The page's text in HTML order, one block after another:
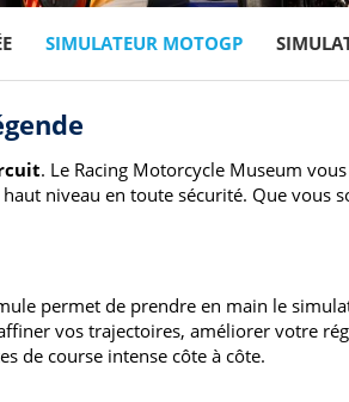
SIMULATEUR MOTOGP
. Le Racing Motorcycle Museum
niveau en toute sécurité. Que vous
permet de prendre en main le
vos trajectoires, améliorer votre
de course intense côte à côte.